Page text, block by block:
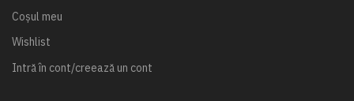
Coșul meu
Wishlist
Intră în cont/creează un cont